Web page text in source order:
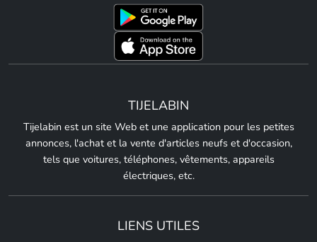
TIJELABIN
Tijelabin est un site Web et une application pour les petites
annonces, l'achat et la vente d'articles neufs et d'occasion,
tels que voitures, téléphones, vêtements, appareils
électriques, etc.
LIENS UTILES